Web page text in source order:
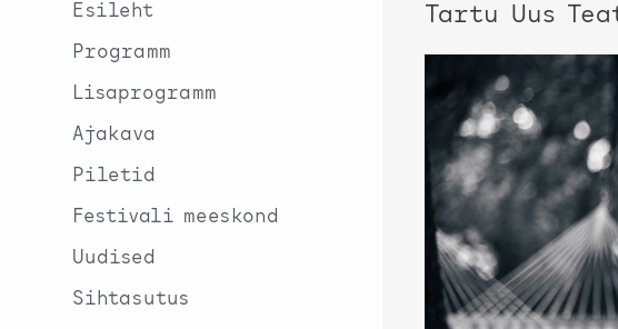
Esileht
Programm
Lisaprogramm
Ajakava
Piletid
Festivali meeskond
Uudised
Sihtasutus
Tartu Uus